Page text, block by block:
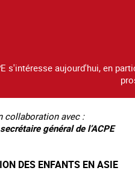
s'intéresse aujourd'hui, en
collaboration avec :
général de l’ACPE
DES ENFANTS EN ASIE